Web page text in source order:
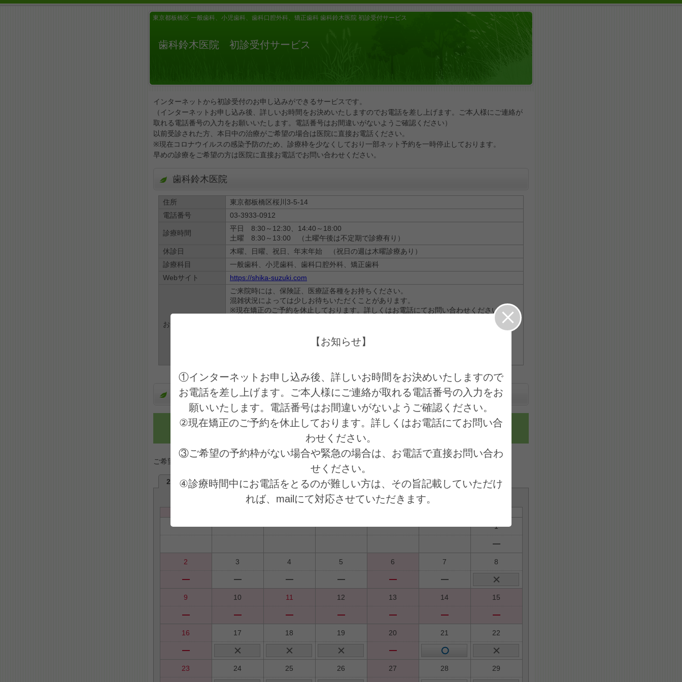
東京都板橋区 一般歯科、小児歯科、歯科口腔外科、矯正歯科 歯科鈴木医院 初診受付サービス
歯科鈴木医院 初診受付サービス
インターネットから初診受付のお申し込みができるサービスです。
（インターネットお申し込み後、詳しいお時間をお決めいたしますのでお電話を差し上げます。ご本人様にご連絡が
取れる電話番号の入力をお願いいたします。電話番号はお間違いがないようご確認ください）
以前受診された方、本日中の治療がご希望の場合は医院に直接お電話ください。
※現在コロナウイルスの感染予防のため、診療枠を少なくしており一部ネット予約を一時停止しております。
早めの診療をご希望の方は医院に直接お電話でお問い合わせください。
歯科鈴木医院
住所
東京都板橋区桜川3-5-14
電話番号
03-3933-0912
診療時間
平日 8:30～12:30、14:40～18:00
土曜 8:30～13:00 （土曜午後は不定期で診療有り）
休診日
木曜、日曜、祝日、年末年始 （祝日の週は木曜診療あり）
診療科目
一般歯科、小児歯科、歯科口腔外科、矯正歯科
Webサイト
https://shika-suzuki.com
お知らせ
ご来院時には、保険証、医療証各種をお持ちください。
混雑状況によっては少しお待ちいただくことがあります。
※現在矯正のご予約を休止しております。詳しくはお電話にてお問い合わせください。
※現在新型コロナ感染症対策として現在土曜日や平日一部のネット予約を一時停止しており
早めの診療をご希望の方は医院に直接お電話でお問い合わせください。
※ご希望の予約枠がない場合や緊急の場合は、お電話で直接お問い合わせください。
診療受付
日にちを選ぶ 情報の入力 入力内容の確認 送信完了
ご希望日を選択してください。
2026年8月 2026年9月
2026年8月
1
2 3 4 5 6 7 8
9 10 11 12 13 14 15
16 17 18 19 20 21 22
23 24 25 26 27 28 29
【お知らせ】
①インターネットお申し込み後、詳しいお時間をお決めいたしますので
お電話を差し上げます。ご本人様にご連絡が取れる電話番号の入力をお
願いいたします。電話番号はお間違いがないようご確認ください。
②現在矯正のご予約を休止しております。詳しくはお電話にてお問い合
わせください。
③ご希望の予約枠がない場合や緊急の場合は、お電話で直接お問い合わ
せください。
④診療時間中にお電話をとるのが難しい方は、その旨記載していただけ
れば、mailにて対応させていただきます。